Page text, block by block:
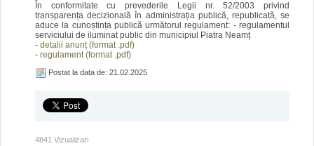
În conformitate cu prevederile Legii nr. 52/2003 privind
transparența decizională în administrația publică, republicată, se
aduce la cunoștința publică următorul regulament: - regulamentul
serviciului de iluminat public din municipiul Piatra Neamț
- detalii anunț (format .pdf)
- regulament (format .pdf)
Postat la data de: 21.02.2025
4841 Vizualizari